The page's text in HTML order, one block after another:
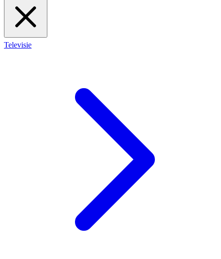
Televisie